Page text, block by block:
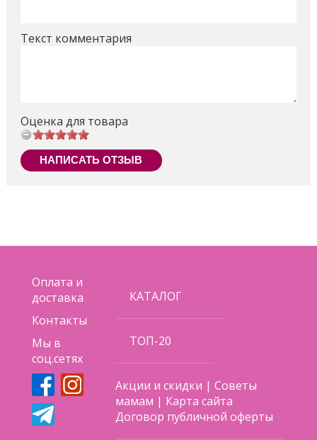
Текст комментария
Оценка для товара
НАПИСАТЬ ОТЗЫВ
Оплата и
доставка
Контакты
Мы в
соц.сетях
КАТАЛОГ
ТОП-20
Акции и скидки |Советы
мамам | Карта сайта
Договор публичной оферты